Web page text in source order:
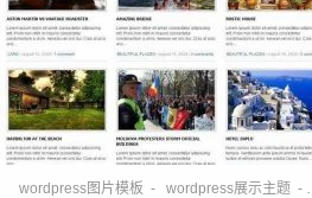
wordpress图片主题下载:gallery主题
wordpress图片模板 - wordpress展示主题 -